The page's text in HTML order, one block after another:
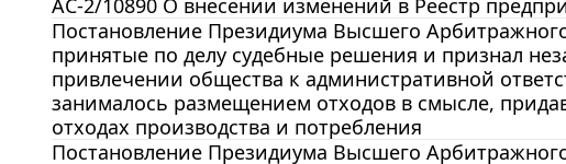
Постановление Президиума Высшего
принятые по делу судебные решения и признал
привлечении общества к административной
занималось размещением отходов в смысле,
отходах производства и потребления
Постановление Президиума Высшего